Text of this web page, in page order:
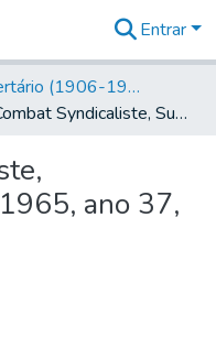
Entrar
Canto Libertário (1906-1995)
Le Combat Syndicaliste, Supplement Illustre 1965, ano 37, n 353
ano 37,